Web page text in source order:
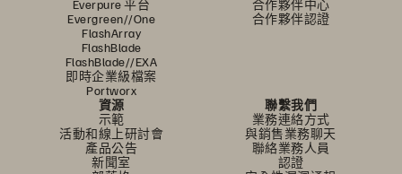
Everpure 平台
Evergreen//One
FlashArray
FlashBlade
FlashBlade//EXA
即時企業級檔案
Portworx
合作夥伴中心
合作夥伴認證
資源
示範
活動和線上研討會
產品公告
新聞室
聯繫我們
業務連絡方式
與銷售業務聊天
聯絡業務人員
認證